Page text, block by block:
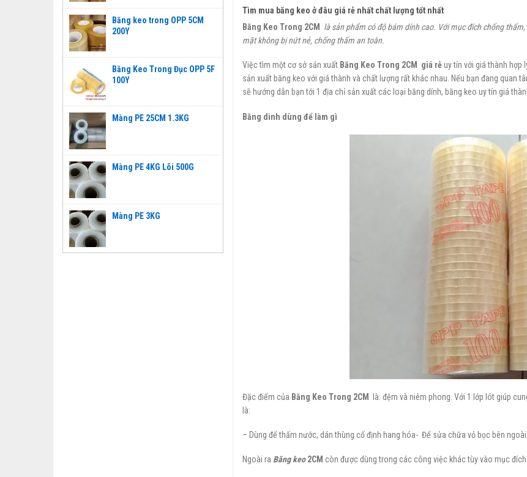
Băng keo trong OPP 5CM
200Y
Băng Keo Trong Đục OPP 5F
100Y
Màng PE 25CM 1.3KG
Màng PE 4KG Lõi 500G
Màng PE 3KG
Tìm mua băng keo ở đâu giá rẻ nhất chất lượng tốt nhất
Băng Keo Trong 2CM
là sản phẩm có độ bám dínhcao. Với mục đích chống thấm,
mặt không bị nứt nẻ, chống thấm an toàn.
Việc tìm một cơ sở sản xuất Băng Keo Trong 2CM giá rẻuy tín với giá thành hợp
sản xuất băng keo với giá thành và chất lượng rất khác nhau. Nếu bạn đang quan
sẽ hướng dẫn bạn tới 1 địa chỉ sản xuất các loại băng dính, băng keo uy tín giá
Băng dinh dùng để làm gì
Đặc điểm của Băng Keo Trong 2CM là: đệm và niêm phong. Với 1 lớp lót giúp
là:
– Dùng để thấm nước, dán thùng cố định hang hóa- Để sửa chữa vỏ bọc bên ngoài .
Ngoài ra Băng keo2CM còn được dùng trong các công việc khác tùy vào mục